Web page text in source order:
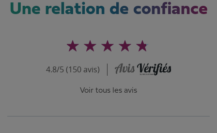
Une relation de confiance
4.8/5 (150 avis)
Voir tous les avis